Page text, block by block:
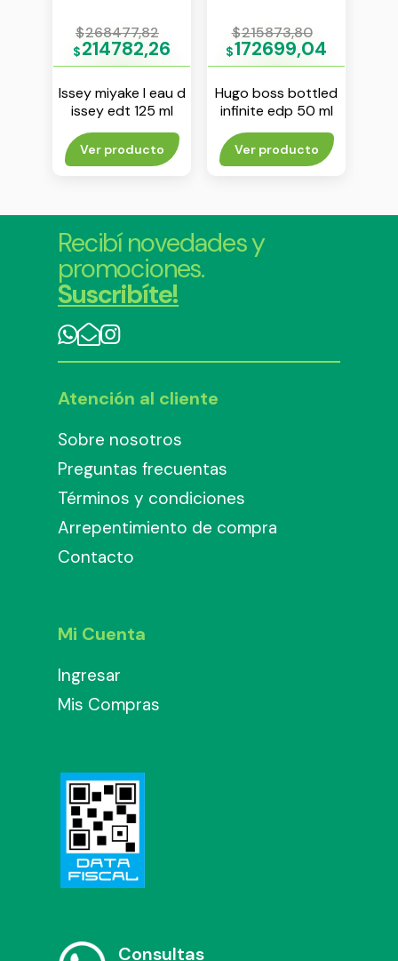
$268477,82
$214782,26
Issey miyake l eau d
issey edt 125 ml
Ver producto
$215873,80
$172699,04
Hugo boss bottled
infinite edp 50 ml
Ver producto
Recibí novedades y
promociones.
Suscribíte!
Atención al cliente
Sobre nosotros
Preguntas frecuentas
Términos y condiciones
Arrepentimiento de compra
Contacto
Mi Cuenta
Ingresar
Mis Compras
Consultas